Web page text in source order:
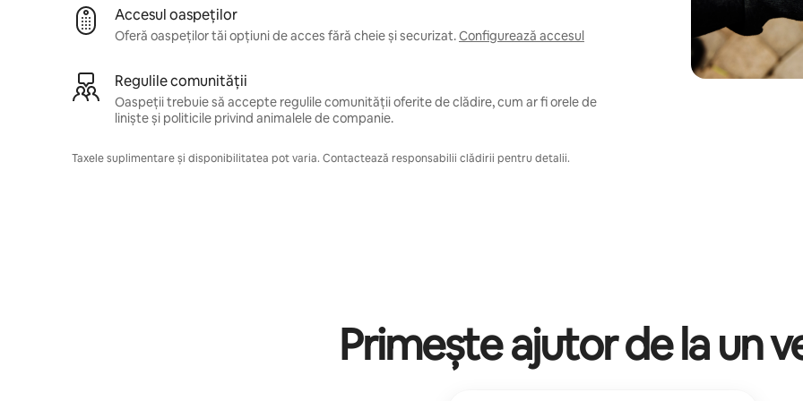
Accesul oaspeților
Oferă oaspeților tăi opțiuni de acces fără cheie și securizat.Configurează accesul
Regulile comunității
Oaspeții trebuie să accepte regulile comunității oferite de clădire, cum ar fi orele de
liniște și politicile privind animalele de companie.
Taxele suplimentare și disponibilitatea pot varia. Contactează responsabilii clădirii pentru detalii.
Primește ajutor de la un